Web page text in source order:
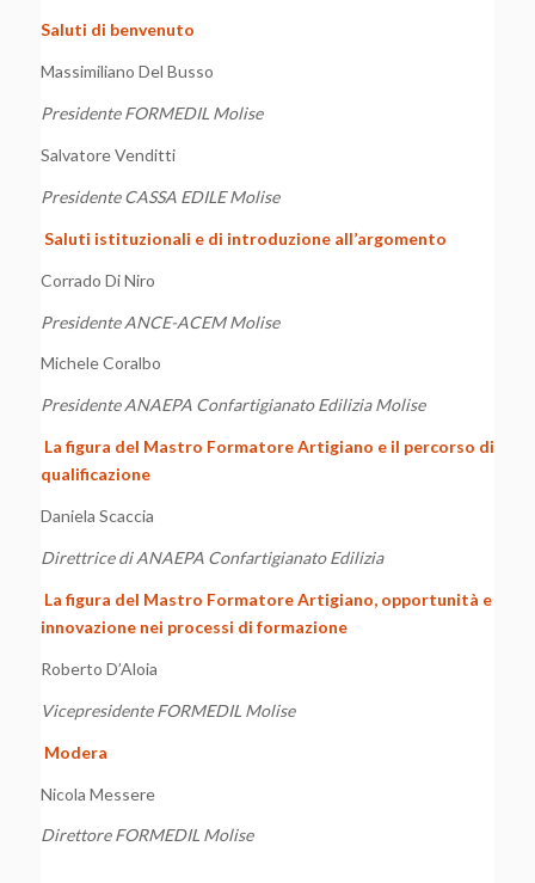
Saluti di benvenuto
Massimiliano Del Busso
Presidente FORMEDIL Molise
Salvatore Venditti
Presidente CASSA EDILE Molise
Saluti istituzionali e di introduzione all’argomento
Corrado Di Niro
Presidente ANCE-ACEM Molise
Michele Coralbo
Presidente ANAEPA Confartigianato Edilizia Molise
La figura del Mastro Formatore Artigiano e il percorso di
qualificazione
Daniela Scaccia
Direttrice di ANAEPA Confartigianato Edilizia
La figura del Mastro Formatore Artigiano, opportunità e
innovazione nei processi di formazione
Roberto D’Aloia
Vicepresidente FORMEDIL Molise
Modera
Nicola Messere
Direttore FORMEDIL Molise